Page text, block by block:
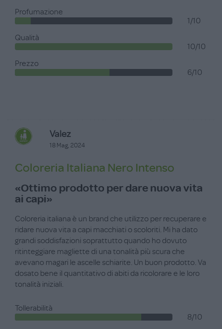
Profumazione
1/10
Qualità
10/10
Prezzo
6/10
Valez
18 Mag, 2024
Coloreria Italiana Nero Intenso
«Ottimo prodotto per dare nuova vita
ai capi»
Coloreria italiana è un brand che utilizzo per recuperare e
ridare nuova vita a capi macchiati o scoloriti. Mi ha dato
grandi soddisfazioni soprattutto quando ho dovuto
ritinteggiare magliette di una tonalità più scura che
avevano magari le ascelle schiarite. Un buon prodotto. Va
dosato bene il quantitativo di abiti da ricolorare e le loro
tonalità iniziali.
Tollerabilità
8/10